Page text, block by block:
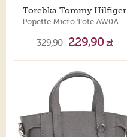
Torebka Tommy Hilfiger
Popette Micro Tote AW0AW18368 BDS
329,90 229,90zł